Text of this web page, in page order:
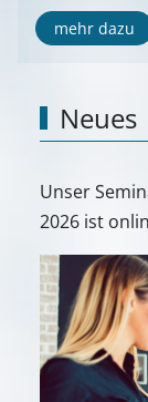
mehr dazu
Neues
Unser
2026 ist